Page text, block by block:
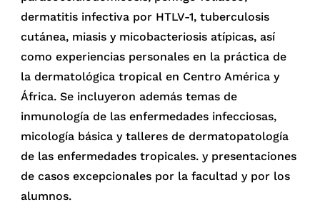
dermatitis infectiva por HTLV-1, tuberculosis
cutánea, miasis y micobacteriosis atípicas, así
como experiencias personales en la práctica de
la dermatológica tropical en Centro América y
África. Se incluyeron además temas de
inmunología de las enfermedades infecciosas,
micología básica y talleres de dermatopatología
de las enfermedades tropicales. y presentaciones
de casos excepcionales por la facultad y por los
alumnos.